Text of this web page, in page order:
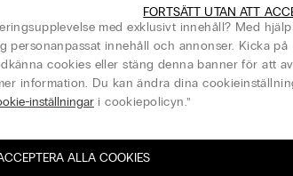
Korsetter
Strumpeb
peband
med exklusivt innehåll? Med
personanpassat innehåll och annonser. Kicka på
cookies eller stäng denna banner för att
information. Du kan ändra dina
inställningari cookiepolicyn.”
ALLA COOKIES
FORTSÄTT UTAN ATT